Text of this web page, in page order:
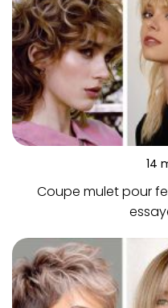
14
Coupe mulet pour